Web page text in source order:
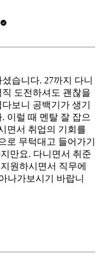
습니다. 27까지 다니
도전하셔도 괜찮을
보니 공백기가 생기
이럴 때 멘탈 잘 잡으
면서 취업의 기회를
로 무턱대고 들어가기
만요. 다니면서 취준
원하시면서 직무에
나가보시기 바랍니